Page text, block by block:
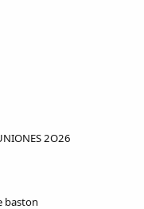
2O26
baston